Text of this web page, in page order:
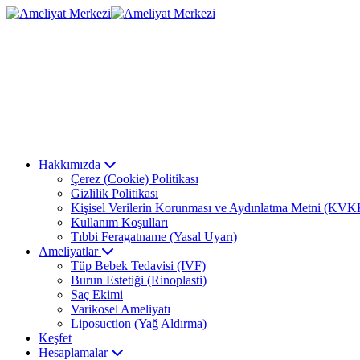
Hakkımızda
Çerez (Cookie) Politikası
Gizlilik Politikası
Kişisel Verilerin Korunması ve Aydınlatma Metni
Kullanım Koşulları
Tıbbi Feragatname (Yasal Uyarı)
Ameliyatlar
Tüp Bebek Tedavisi (IVF)
Burun Estetiği (Rinoplasti)
Saç Ekimi
Varikosel Ameliyatı
Liposuction (Yağ Aldırma)
Keşfet
Hesaplamalar